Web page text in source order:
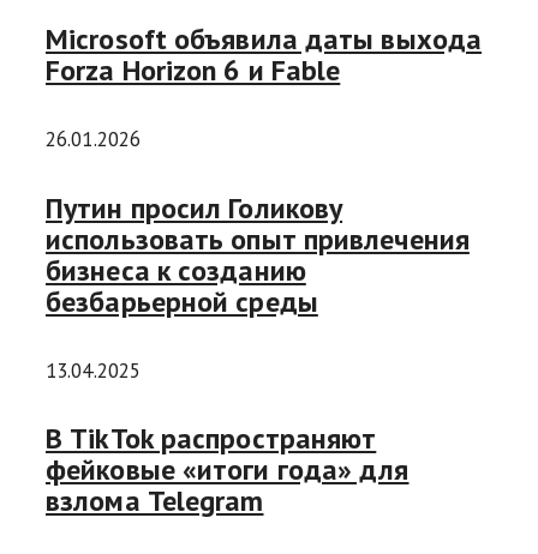
Microsoft объявила даты выхода
Forza Horizon 6 и Fable
26.01.2026
Путин просил Голикову
использовать опыт привлечения
бизнеса к созданию
безбарьерной среды
13.04.2025
В TikTok распространяют
фейковые «итоги года» для
взлома Telegram